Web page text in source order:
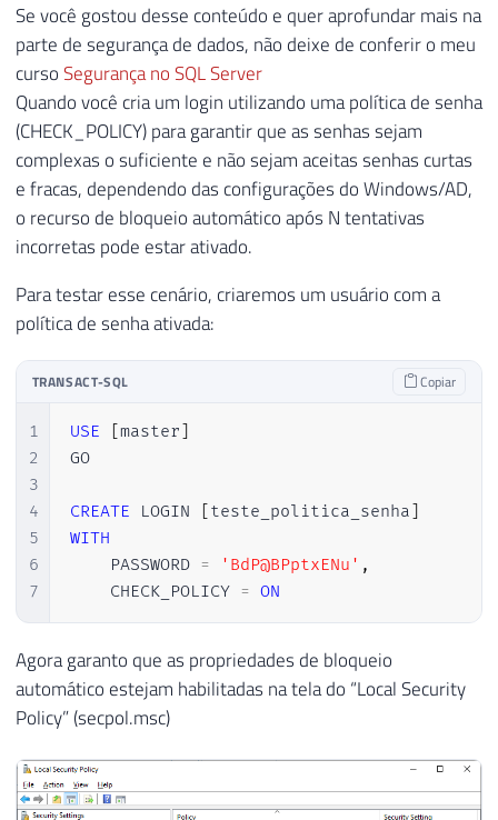
Se você gostou desse conteúdo e quer aprofundar mais na
parte de segurança de dados, não deixe de conferir o meu
cursoSegurança no SQL Server
Quando você cria um login utilizando uma política de senha
(CHECK_POLICY) para garantir que as senhas sejam
complexas o suficiente e não sejam aceitas senhas curtas
e fracas, dependendo das configurações do Windows/AD,
o recurso de bloqueio automático após N tentativas
incorretas pode estar ativado.
Para testar esse cenário, criaremos um usuário com a
política de senha ativada:
TRANSACT-SQL Copiar
1
2
3
4
5
6
7
USE master
GO
CREATE LOGIN teste_politica_senha
WITH
    PASSWORD
= 'BdP@BPptxENu' ,
    CHECK_POLICY
= ON
Agora garanto que as propriedades de bloqueio
automático estejam habilitadas na tela do “Local Security
Policy” (secpol.msc)